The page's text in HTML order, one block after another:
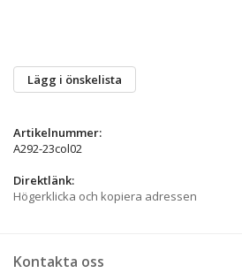
Lägg i önskelista
Artikelnummer:
A292-23col02
Direktlänk:
Högerklicka och kopiera adressen
Kontakta oss